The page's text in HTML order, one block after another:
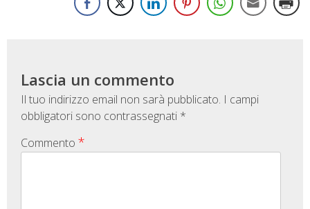
Lascia un commento
Il tuo indirizzo email non sarà pubblicato. I campi
obbligatori sono contrassegnati *
Commento *